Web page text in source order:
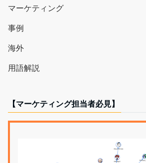
マーケティング
事例
海外
用語解説
【マーケティング担当者必見】